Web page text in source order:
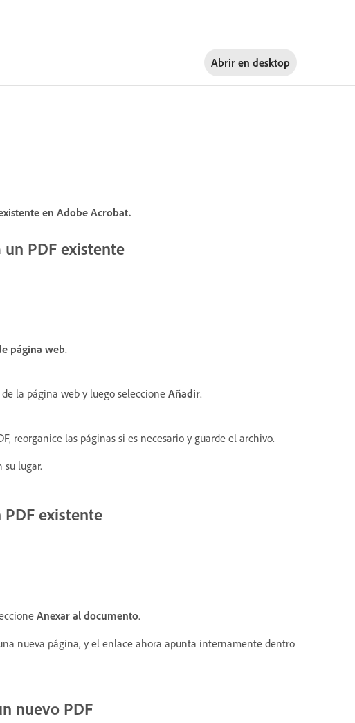
Abrir en desktop
en Adobe Acrobat.
PDF existente
página web.
la página web y luego seleccioneAñadir.
reorganice las páginas si es necesario y guarde el archivo.
su lugar.
existente
Anexar al documento.
nueva página, y el enlace ahora apunta internamente dentro
nuevo PDF